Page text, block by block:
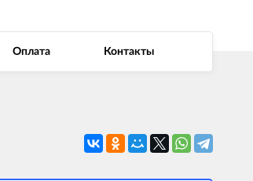
Оплата Контакты